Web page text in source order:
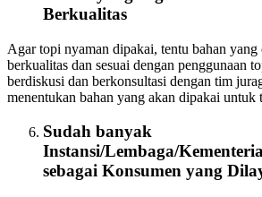
Berkualitas
Agar topi nyaman dipakai, tentu bahan yang
berkualitas dan sesuai dengan penggunaan
berdiskusi dan berkonsultasi dengan tim
menentukan bahan yang akan dipakai untuk
Sudah banyak
Instansi/Lembaga/
sebagai Konsumen yang